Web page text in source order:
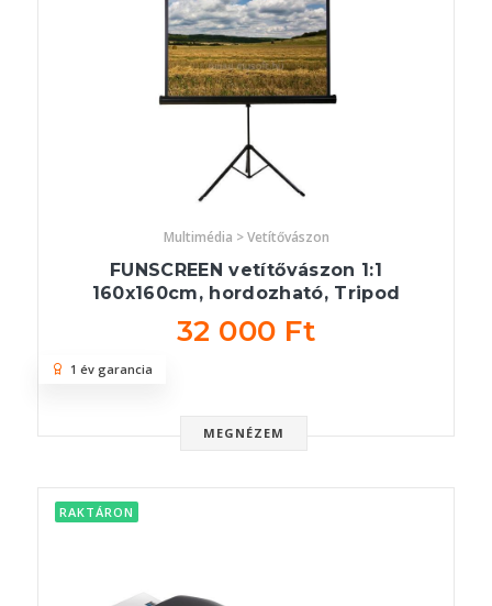
Multimédia > Vetítővászon
FUNSCREEN vetítővászon 1:1
160x160cm, hordozható, Tripod
32 000 Ft
MEGNÉZEM
1 év garancia
RAKTÁRON